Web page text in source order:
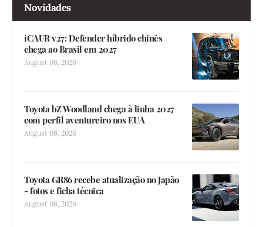
Novidades
iCAUR v27: Defender híbrido chinês
chega ao Brasil em 2027
August 06, 2026
Toyota bZ Woodland chega à linha 2027
com perfil aventureiro nos EUA
August 06, 2026
Toyota GR86 recebe atualização no Japão
- fotos e ficha técnica
August 06, 2026